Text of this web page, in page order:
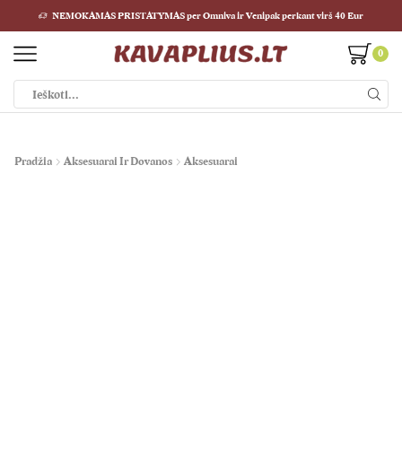
NEMOKAMAS PRISTATYMAS per Omniva ir Venipak perkant virš 40 Eur
0
Pradžia Aksesuarai Ir Dovanos Aksesuarai